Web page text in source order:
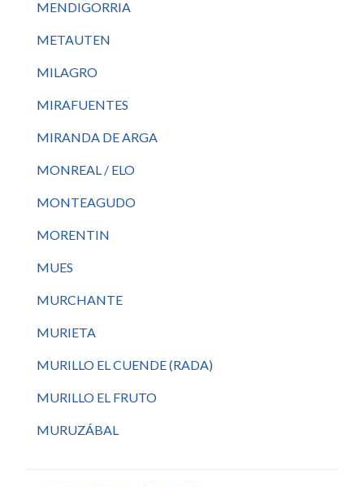
MENDIGORRIA
METAUTEN
MILAGRO
MIRAFUENTES
MIRANDA DE ARGA
MONREAL / ELO
MONTEAGUDO
MORENTIN
MUES
MURCHANTE
MURIETA
MURILLO EL CUENDE (RADA)
MURILLO EL FRUTO
MURUZÁBAL